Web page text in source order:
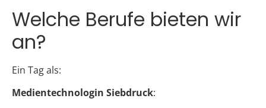
Welche Berufe bieten wir
an?
Ein Tag als:
Medientechnologin Siebdruck: